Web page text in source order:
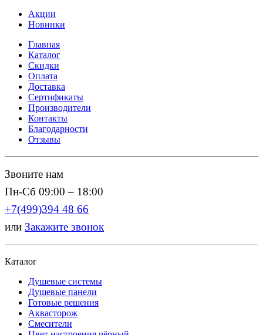
Акции
Новинки
Главная
Каталог
Скидки
Оплата
Доставка
Сертификаты
Производители
Контакты
Благодарности
Отзывы
Звоните нам
Пн-Сб 09:00 – 18:00
+7(499)394 48 66
или Закажите звонок
Каталог
Душевые системы
Душевые панели
Готовые решения
Аквасторож
Смесители